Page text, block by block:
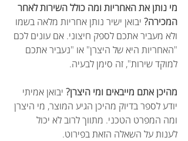
מי נותן את האחריות ומה כולל השירות לאחר
המכירה? יבואן ישיר נותן אחריות מלאה בשמו
ולא מעביר אתכם לספק חיצוני. אם עונים לכם
"האחריות היא של היצרן" או "נעביר אתכם
למוקד שירות", זה סימן לבעיה.
מהיכן אתם מייבאים ומי היצרן? יבואן אמיתי
יודע לספר בדיוק מהיכן הגיע המוצר, מי היצרן
ומה המפרט הטכני. מתווך לרוב לא יכול
לענות על השאלה הזאת בפירוט.